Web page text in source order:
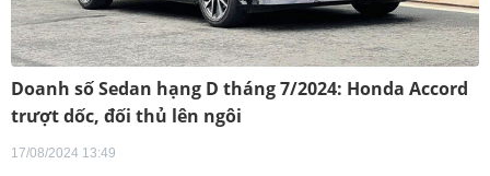
Doanh số Sedan hạng D tháng 7/2024: Honda Accord
trượt dốc, đối thủ lên ngôi
17/08/2024 13:49